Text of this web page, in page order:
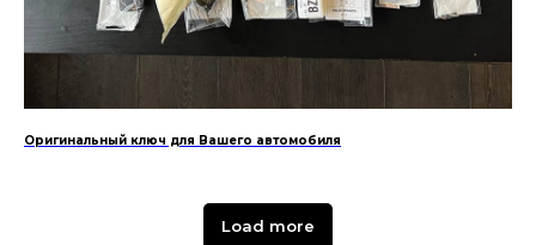
Оригинальный ключ для Вашего автомобиля
Load more